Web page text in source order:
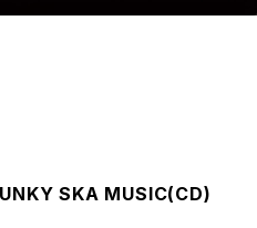
SKA MUSIC(CD)